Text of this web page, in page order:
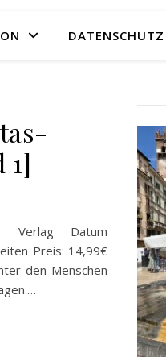
DATENSCHUTZ
1]
Verlag Datum
Preis: 14,99€
den Menschen